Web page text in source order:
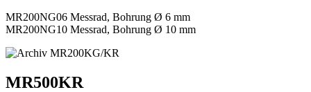
MR200NG06 Messrad, Bohrung Ø 6 mm
MR200NG10 Messrad, Bohrung Ø 10 mm
MR500KR